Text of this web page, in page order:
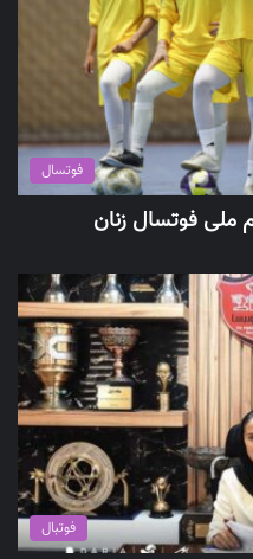
فوتسال
ملی فوتسال زنان
فوتبال